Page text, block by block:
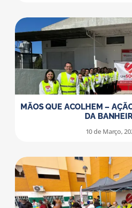
MÃOS QUE ACOLHEM –
DA
10 de Março,